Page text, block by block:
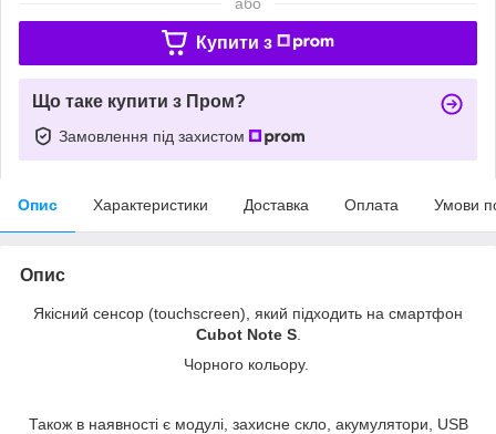
Купити з
Що таке купити з Пром?
Замовлення під захистом
Опис Характеристики Доставка Оплата Умови
Опис
Якісний сенсор (touchscreen), який підходить на смартфон
Cubot Note S.
Чорного кольору.
Також в наявності є модулі, захисне скло, акумулятори, USB